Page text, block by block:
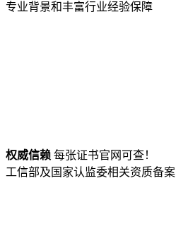
专业背景和丰富行业经验保障
权威信赖 每张证书官网可查！
工信部及国家认监委相关资质备案